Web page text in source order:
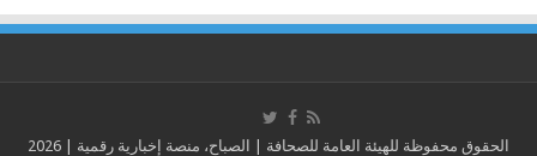
الحقوق محفوظة للهيئة العامة للصحافة | الصباح، منصة إخبارية رقمية | 2026